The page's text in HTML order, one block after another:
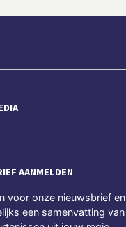
AANMELDEN
voor onze nieuwsbrief en
een samenvatting van